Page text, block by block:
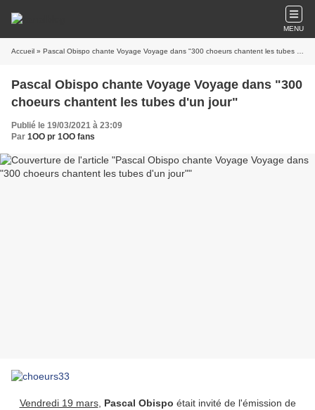
MENU
Accueil » Pascal Obispo chante Voyage Voyage dans "300 choeurs chantent les tubes d'un jour"
Pascal Obispo chante Voyage Voyage dans "300
choeurs chantent les tubes d'un jour"
Publié le 19/03/2021 à 23:09
Par 1OO pr 1OO fans
Vendredi 19 mars, Pascal Obispo était invité de l'émission de